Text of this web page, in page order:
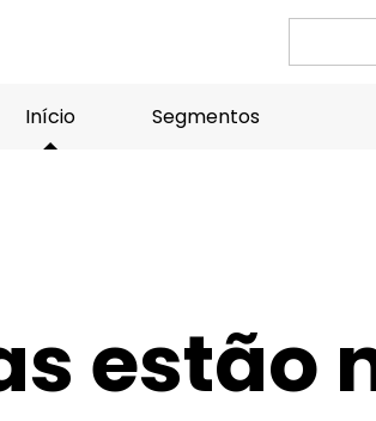
Pesquisa
Início Segmentos
estão